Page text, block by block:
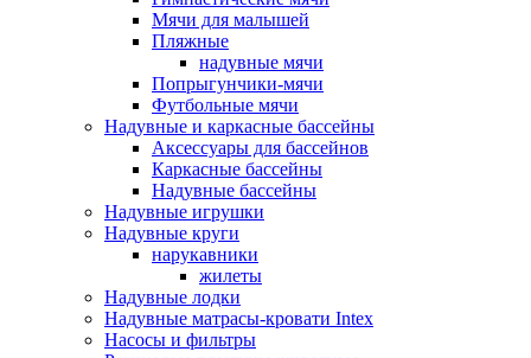
Мячи для малышей
Пляжные
надувные мячи
Попрыгунчики-мячи
Футбольные мячи
Надувные и каркасные бассейны
Аксессуары для бассейнов
Каркасные бассейны
Надувные бассейны
Надувные игрушки
Надувные круги
нарукавники
жилеты
Надувные лодки
Надувные матрасы-кровати Intex
Насосы и фильтры